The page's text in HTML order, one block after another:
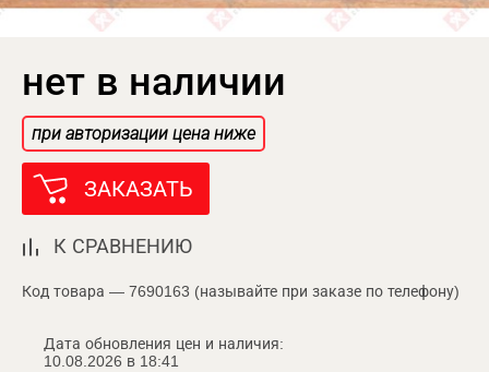
нет в наличии
при авторизации цена ниже
ЗАКАЗАТЬ
К СРАВНЕНИЮ
Код товара — 7690163 (называйте при заказе по телефону)
Дата обновления цен и наличия:
10.08.2026 в 18:41